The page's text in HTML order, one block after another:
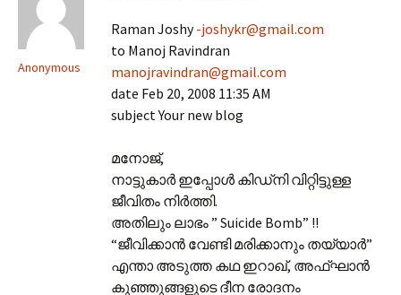
Anonymous
Raman Joshy-joshykr@gmail.com
to Manoj Ravindran
manojravindran@gmail.com
date Feb 20, 2008 11:35 AM
subject Your new blog
മനോജ്,
നാട്ടുകാര്‍ ഇപ്പോള്‍ കിഡ്നി വിറ്റിട്ടുള്ള
ജീവിതം നിര്‍ത്തി.
അതിലും ലാഭം ” Suicide Bomb” !!
“ജീവിക്കാന്‍ വേണ്ടി മരിക്കാനും തയ്യാര്‍”
എന്താ അടുത്ത കഥ ഇറാഖ്, അഫ്ഘാന്‍
കുഞ്ഞുങ്ങളുടെ ദീന രോദനം